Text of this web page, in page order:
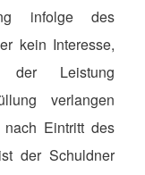
infolge des
kein Interesse,
Leistung
verlangen
Eintritt des
der Schuldner